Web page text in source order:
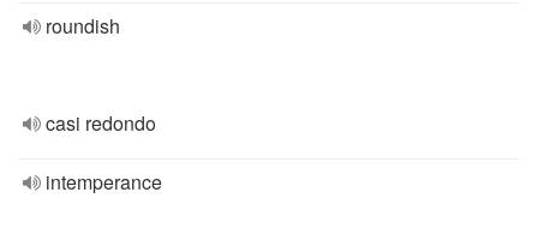
roundish
casi redondo
intemperance